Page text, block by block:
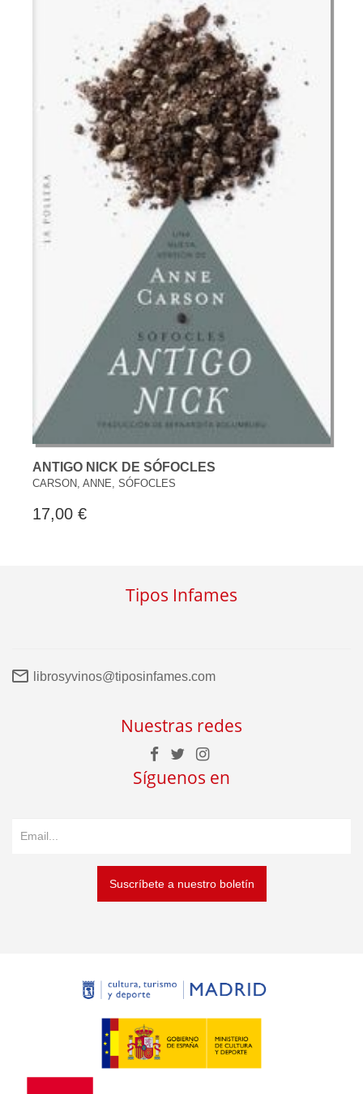
ANTIGO NICK DE SÓFOCLES
CARSON, ANNE, SÓFOCLES
17,00 €
Tipos Infames
librosyvinos@tiposinfames.com
Nuestras redes
Síguenos en
Suscríbete a nuestro boletín